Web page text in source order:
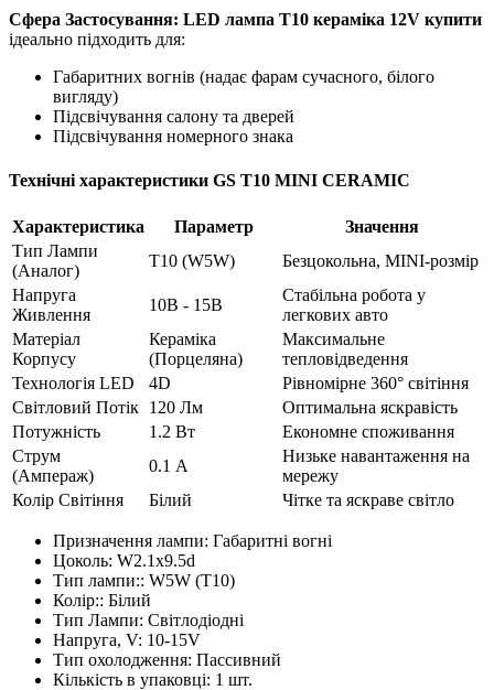
Сфера Застосування: LED лампа T10 кераміка 12V купити
ідеально підходить для:
Габаритних вогнів (надає фарам сучасного, білого
вигляду)
Підсвічування салону та дверей
Підсвічування номерного знака
Технічні характеристики GS T10 MINI CERAMIC
Характеристика Параметр
Значення
Тип Лампи
(Аналог)
T10 (W5W)
Безцокольна, MINI-розмір
Напруга
Живлення
10В - 15В
Стабільна робота у
легкових авто
Матеріал
Корпусу
Кераміка
(Порцеляна)
Максимальне
тепловідведення
Технологія LED
4D
Рівномірне 360° світіння
Світловий Потік 120 Лм
Оптимальна яскравість
Потужність
1.2 Вт
Економне споживання
Струм
(Ампераж)
0.1 А
Низьке навантаження на
мережу
Колір Світіння
Білий Чітке та яскраве світло
Призначення лампи: Габаритні вогні
Цоколь: W2.1x9.5d
Тип лампи:: W5W (T10)
Колір:: Білий
Тип Лампи: Світлодіодні
Напруга, V: 10-15V
Тип охолодження: Пассивний
Кількість в упаковці: 1 шт.